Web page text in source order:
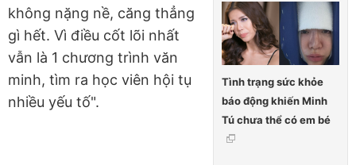
Tình trạng sức khỏe
báo động khiến Minh
Tú chưa thể có em bé
không nặng nề, căng thẳng
gì hết. Vì điều cốt lõi nhất
vẫn là 1 chương trình văn
minh, tìm ra học viên hội tụ
nhiều yếu tố".